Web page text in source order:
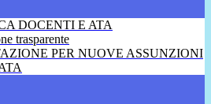
DOCENTI E ATA
trasparente
PER NUOVE ASSUNZIONI